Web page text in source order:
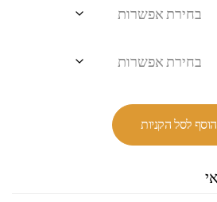
הוסף לסל הקניות